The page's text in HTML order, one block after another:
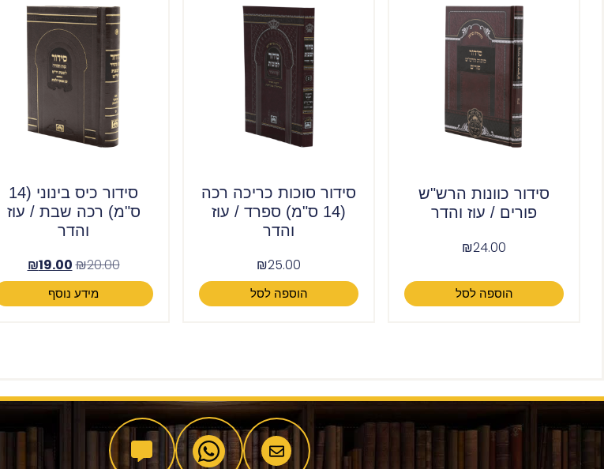
סידור כוונות הרש"ש
פורים / עוז והדר
₪24.00
הוספה לסל
סידור סוכות כריכה רכה
(14 ס"מ) ספרד / עוז
והדר
₪25.00
הוספה לסל
סידור כיס בינוני (14
ס"מ) רכה שבת / עוז
והדר
₪20.00
₪19.00
מידע נוסף